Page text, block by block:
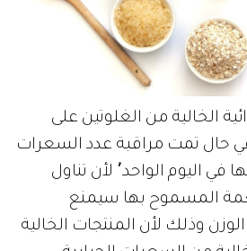
الخالية من الغلوتين على
حال تمت مراقبة عدد السعرات
الحرارية التي يتم تناولها في اليوم الواحد٬ لأن تناول
المسموح بها سيمنع
وذلك لأن المنتجات الخالية